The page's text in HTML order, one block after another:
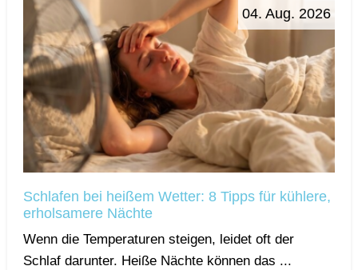
04. Aug. 2026
Schlafen bei heißem Wetter: 8 Tipps für kühlere,
erholsamere Nächte
Wenn die Temperaturen steigen, leidet oft der
Schlaf darunter. Heiße Nächte können das ...